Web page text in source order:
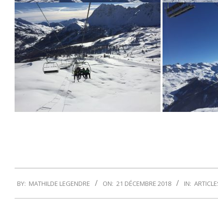
12-
21
BY: MATHILDE LEGENDRE ON: 21 DÉCEMBRE 2018 IN: